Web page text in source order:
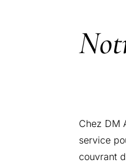
Chez DM
service
couvrant